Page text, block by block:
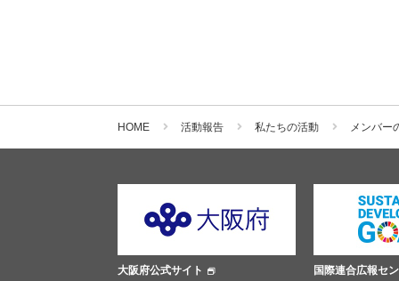
HOME 活動報告 私たちの活動 メンバー
大阪府公式サイト 国際連合広報センター